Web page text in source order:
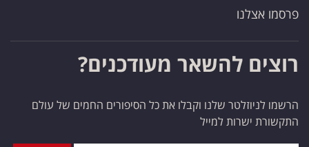
פרסמו אצלנו
רוצים להשאר מעודכנים?
הרשמו לניוזלטר שלנו וקבלו את כל הסיפורים החמים של עולם
התקשורת ישרות למייל